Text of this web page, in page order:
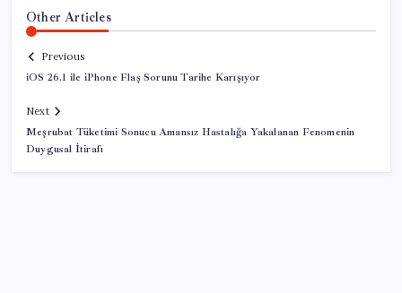
Other Articles
Previous
iOS 26.1 ile iPhone Flaş Sorunu Tarihe Karışıyor
Next
Meşrubat Tüketimi Sonucu Amansız Hastalığa Yakalanan Fenomenin
Duygusal İtirafı